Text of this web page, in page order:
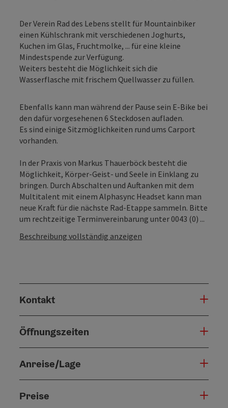
Der Verein Rad des Lebens stellt für Mountainbiker
einen Kühlschrank mit verschiedenen Joghurts,
Kuchen im Glas, Fruchtmolke, ... für eine kleine
Mindestspende zur Verfügung.
Weiters besteht die Möglichkeit sich die
Wasserflasche mit frischem Quellwasser zu füllen.
Ebenfalls kann man während der Pause sein E-Bike bei
den dafür vorgesehenen 6 Steckdosen aufladen.
Es sind einige Sitzmöglichkeiten rund ums Carport
vorhanden.
In der Praxis von Markus Thauerböck besteht die
Möglichkeit, Körper-Geist- und Seele in Einklang zu
bringen. Durch Abschalten und Auftanken mit dem
Multitalent mit einem Alphasync Headset kann man
neue Kraft für die nächste Rad-Etappe sammeln. Bitte
um rechtzeitige Terminvereinbarung unter 0043 (0) ...
Beschreibung vollständig anzeigen
Kontakt
Öffnungszeiten
Anreise/Lage
Preise